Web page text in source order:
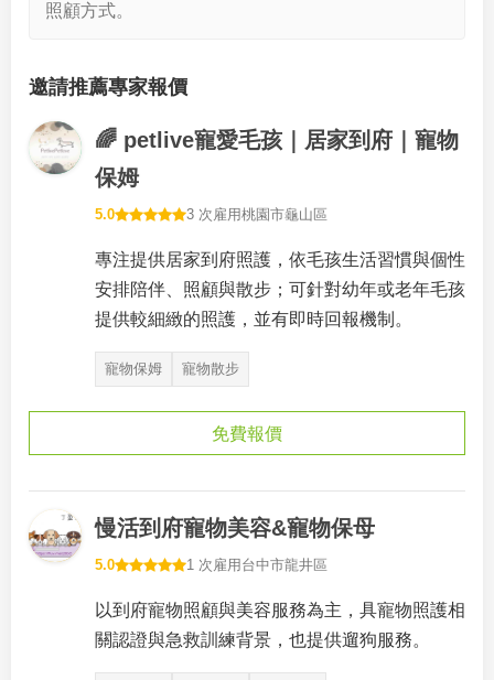
照顧方式。
邀請推薦專家報價
🌈 petlive寵愛毛孩｜居家到府｜寵物
保姆
5.0 3 次雇用桃園市龜山區
專注提供居家到府照護，依毛孩生活習慣與個性
安排陪伴、照顧與散步；可針對幼年或老年毛孩
提供較細緻的照護，並有即時回報機制。
寵物保姆 寵物散步
免費報價
慢活到府寵物美容&寵物保母
5.0 1 次雇用 台中市龍井區
以到府寵物照顧與美容服務為主，具寵物照護相
關認證與急救訓練背景，也提供遛狗服務。